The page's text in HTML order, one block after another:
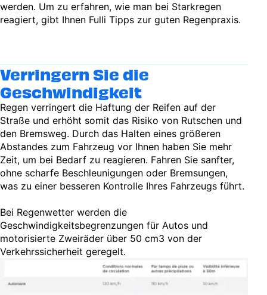
werden. Um zu erfahren, wie man bei Starkregen
reagiert, gibt Ihnen Fulli Tipps zur guten Regenpraxis.
Verringern Sie die
Geschwindigkeit
Regen verringert die Haftung der Reifen auf der
Straße und erhöht somit das Risiko von Rutschen und
den Bremsweg. Durch das Halten eines größeren
Abstandes zum Fahrzeug vor Ihnen haben Sie mehr
Zeit, um bei Bedarf zu reagieren. Fahren Sie sanfter,
ohne scharfe Beschleunigungen oder Bremsungen,
was zu einer besseren Kontrolle Ihres Fahrzeugs führt.
Bei Regenwetter werden die
Geschwindigkeitsbegrenzungen für Autos und
motorisierte Zweiräder über 50 cm3 von der
Verkehrssicherheit geregelt.